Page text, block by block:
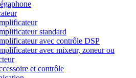
standard
avec contrôle DSP
avec mixeur, zoneur ou
et contrôle